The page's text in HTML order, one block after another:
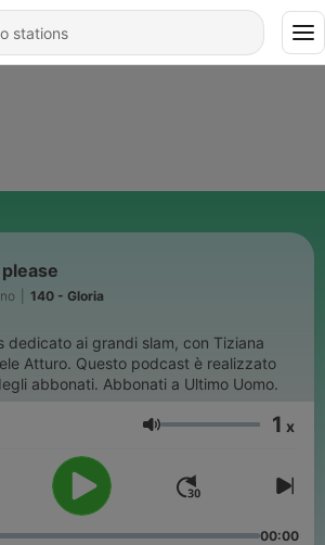
140 - Gloria
dedicato ai grandi slam, con Tiziana
è realizzato
abbonati. Abbonati a Ultimo Uomo.
Volume 1 x
00:00